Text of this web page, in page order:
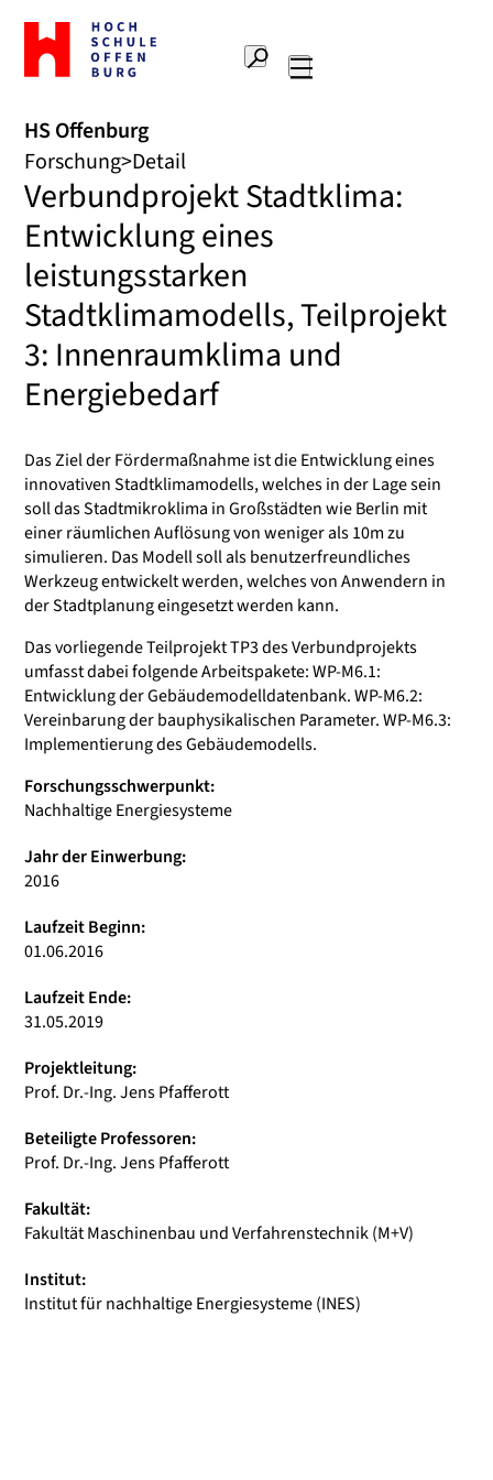
Zur
Startseite
Hochschule
Suche
HS Offenburg
Forschung Detail
Verbundprojekt Stadtklima:
Entwicklung eines
leistungsstarken
Stadtklimamodells, Teilprojekt
3: Innenraumklima und
Energiebedarf
Das Ziel der Fördermaßnahme ist die Entwicklung eines
innovativen Stadtklimamodells, welches in der Lage sein
soll das Stadtmikroklima in Großstädten wie Berlin mit
einer räumlichen Auflösung von weniger als 10m zu
simulieren. Das Modell soll als benutzerfreundliches
Werkzeug entwickelt werden, welches von Anwendern in
der Stadtplanung eingesetzt werden kann.
Das vorliegende Teilprojekt TP3 des Verbundprojekts
umfasst dabei folgende Arbeitspakete: WP-M6.1:
Entwicklung der Gebäudemodelldatenbank. WP-M6.2:
Vereinbarung der bauphysikalischen Parameter. WP-M6.3:
Implementierung des Gebäudemodells.
Forschungsschwerpunkt:
Nachhaltige Energiesysteme
Jahr der Einwerbung:
2016
Laufzeit Beginn:
01.06.2016
Laufzeit Ende:
31.05.2019
Projektleitung:
Prof. Dr.-Ing. Jens Pfafferott
Beteiligte Professoren:
Prof. Dr.-Ing. Jens Pfafferott
Fakultät:
Fakultät Maschinenbau und Verfahrenstechnik (M+V)
Institut:
Institut für nachhaltige Energiesysteme (INES)